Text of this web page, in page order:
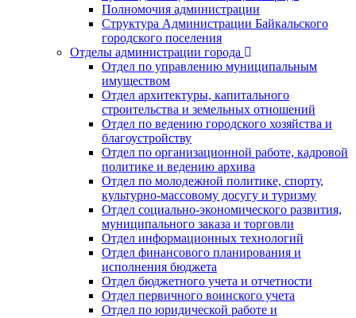
Полномочия администрации
Структура Администрации Байкальского
городского поселения
Отделы администрации города
Отдел по управлению муниципальным
имуществом
Отдел архитектуры, капитального
строительства и земельных отношений
Отдел по ведению городского хозяйства и
благоустройству
Отдел по организационной работе, кадровой
политике и ведению архива
Отдел по молодежной политике, спорту,
культурно-массовому досугу и туризму
Отдел социально-экономического развития,
муниципального заказа и торговли
Отдел информационных технологий
Отдел финансового планирования и
исполнения бюджета
Отдел бюджетного учета и отчетности
Отдел первичного воинского учета
Отдел по юридической работе и